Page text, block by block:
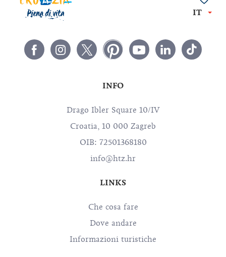
IT
INFO
Drago Ibler Square 10/IV
Croatia, 10 000 Zagreb
OIB: 72501368180
info@htz.hr
LINKS
Che cosa fare
Dove andare
Informazioni turistiche